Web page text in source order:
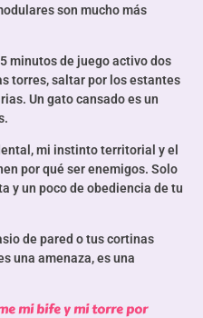
son mucho más
minutos de juego activo dos
torres, saltar por los estantes
Un gato cansado es un
mi instinto territorial y el
por qué ser enemigos. Solo
y un poco de obediencia de tu
de pared o tus cortinas
una amenaza, es una
mi bife y mi torre por